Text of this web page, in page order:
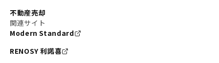
不動産売却
関連サイト
Modern Standard
RENOSY 利諾喜